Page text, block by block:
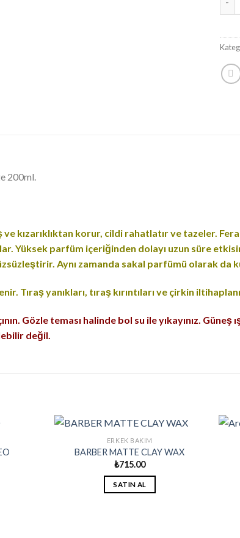
200ml.
kızarıklıktan korur, cildi rahatlatır ve tazeler.
Yüksek parfüm içeriğinden dolayı uzun süre
Aynı zamanda sakal parfümü olarak da
Tıraş yanıkları, tıraş kırıntıları ve çirkin
Gözle teması halinde bol su ile yıkayınız.
değil.
ERKEK BAKIM
BARBER MATTE CLAY WAX
₺715.00
SATIN AL